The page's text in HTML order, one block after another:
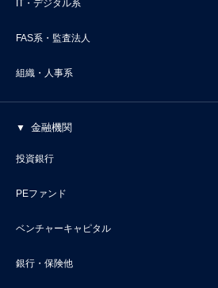
IT・デジタル系
FAS系・監査法人
組織・人事系
金融機関
投資銀行
PEファンド
ベンチャーキャピタル
銀行・保険他